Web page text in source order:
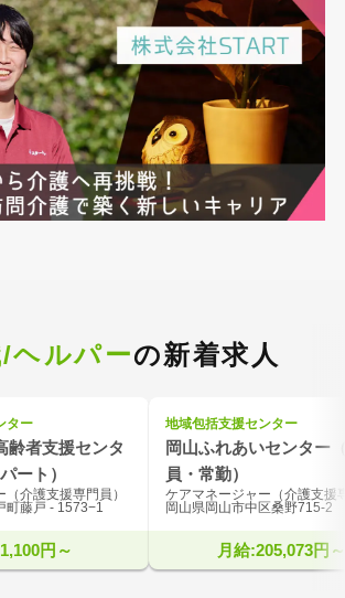
ヘルパーの新着求人
ター
齢者支援センタ
ート）
介護支援専門員）
町藤戸 - 1573−1
円～
地域包括支援センター
岡山ふれあいセンター
員・常勤）
ケアマネージャー（介護支援
岡山県岡山市中区桑野715-2
月給:205,073円～